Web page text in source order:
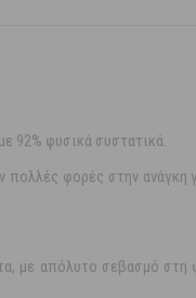
92% φυσικά συστατικά.
φορές στην
με απόλυτο σεβασμό